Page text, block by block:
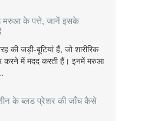
मरुआ के पत्ते, जानें इसके
की जड़ी-बूटियां हैं, जो शारीरिक
करने में मदद करती हैं। इनमें मरुआ
के ब्लड प्रेशर की जाँच कैसे